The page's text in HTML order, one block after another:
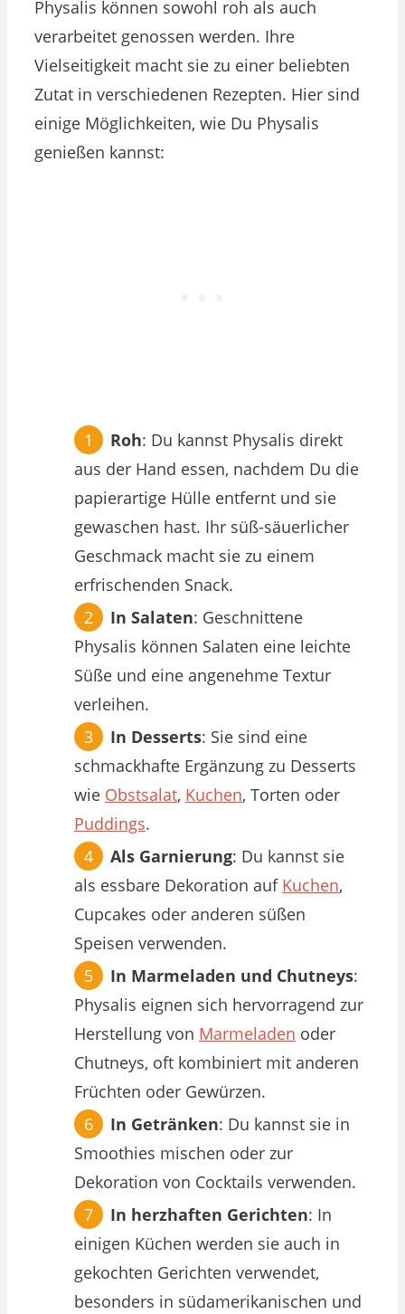
Physalis können sowohl roh als auch
verarbeitet genossen werden. Ihre
Vielseitigkeit macht sie zu einer beliebten
Zutat in verschiedenen Rezepten. Hier sind
einige Möglichkeiten, wie Du Physalis
genießen kannst:
Roh: Du kannst Physalis direkt
aus der Hand essen, nachdem Du die
papierartige Hülle entfernt und sie
gewaschen hast. Ihr süß-säuerlicher
Geschmack macht sie zu einem
erfrischenden Snack.
In Salaten: Geschnittene
Physalis können Salaten eine leichte
Süße und eine angenehme Textur
verleihen.
In Desserts: Sie sind eine
schmackhafte Ergänzung zu Desserts
wie Obstsalat, Kuchen, Torten oder
Puddings.
Als Garnierung: Du kannst sie
als essbare Dekoration auf Kuchen,
Cupcakes oder anderen süßen
Speisen verwenden.
In Marmeladen und Chutneys:
Physalis eignen sich hervorragend zur
Herstellung von Marmeladen oder
Chutneys, oft kombiniert mit anderen
Früchten oder Gewürzen.
In Getränken: Du kannst sie in
Smoothies mischen oder zur
Dekoration von Cocktails verwenden.
In herzhaften Gerichten: In
einigen Küchen werden sie auch in
gekochten Gerichten verwendet,
besonders in südamerikanischen und